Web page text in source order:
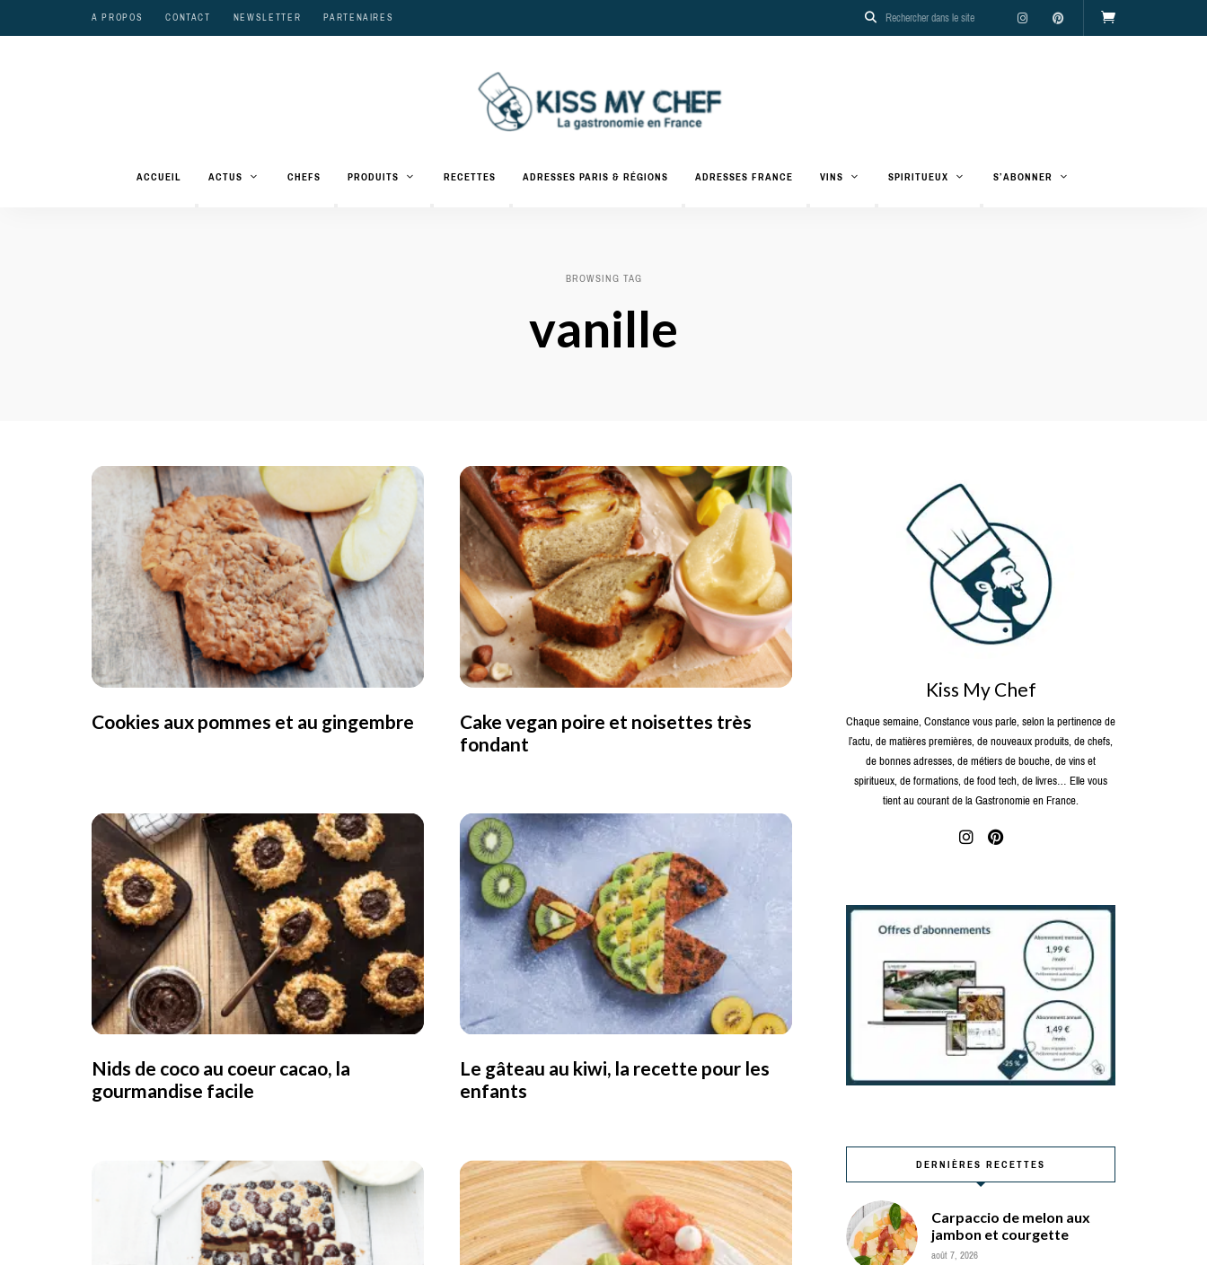
A PROPOS CONTACT NEWSLETTER PARTENAIRES
Kiss
Chef
gastronomiques
et
ACCUEIL ACTUS CHEFS PRODUITS RECETTES ADRESSES PARIS & RÉGIONS ADRESSES FRANCE VINS SPIRITUEUX S’ABONNER
BROWSING TAG
vanille
Cookies aux pommes et au gingembre
Cake vegan poire et noisettes très
fondant
Nids de coco au coeur cacao, la
gourmandise facile
Le gâteau au kiwi, la recette pour les
enfants
Kiss My Chef
Chaque semaine, Constance vous parle, selon la pertinence de
l’actu, de matières premières, de nouveaux produits, de chefs,
de bonnes adresses, de métiers de bouche, de vins et
spiritueux, de formations, de food tech, de livres… Elle vous
tient au courant de la Gastronomie en France.
DERNIÈRES RECETTES
Carpaccio de melon aux
jambon et courgette
août 7, 2026